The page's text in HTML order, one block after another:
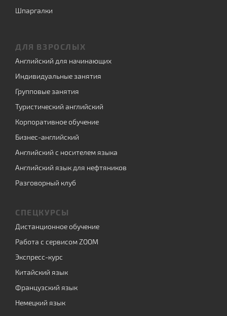
Шпаргалки
ДЛЯ ВЗРОСЛЫХ
Английский для начинающих
Индивидуальные занятия
Групповые занятия
Туристический английский
Корпоративное обучение
Бизнес-английский
Английский с носителем языка
Английский язык для нефтяников
Разговорный клуб
СПЕЦКУРСЫ
Дистанционное обучение
Работа с сервисом ZOOM
Экспресс-курс
Китайский язык
Французский язык
Немецкий язык